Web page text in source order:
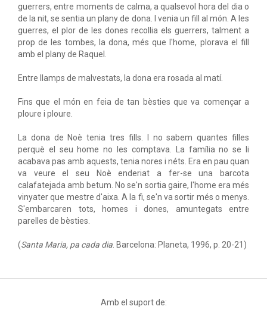
guerrers, entre moments de calma, a qualsevol hora del dia o
de la nit, se sentia un plany de dona. I venia un fill al món. A les
guerres, el plor de les dones recollia els guerrers, talment a
prop de les tombes, la dona, més que l'home, plorava el fill
amb el plany de Raquel.
Entre llamps de malvestats, la dona era rosada al matí.
Fins que el món en feia de tan bèsties que va començar a
ploure i ploure.
La dona de Noè tenia tres fills. I no sabem quantes filles
perquè el seu home no les comptava. La família no se li
acabava pas amb aquests, tenia nores i néts. Era en pau quan
va veure el seu Noè enderiat a fer-se una barcota
calafatejada amb betum. No se'n sortia gaire, l'home era més
vinyater que mestre d'aixa. A la fi, se'n va sortir més o menys.
S'embarcaren tots, homes i dones, amuntegats entre
parelles de bèsties.
(Santa Maria, pa cada dia . Barcelona: Planeta, 1996, p. 20-21)
Amb el suport de: